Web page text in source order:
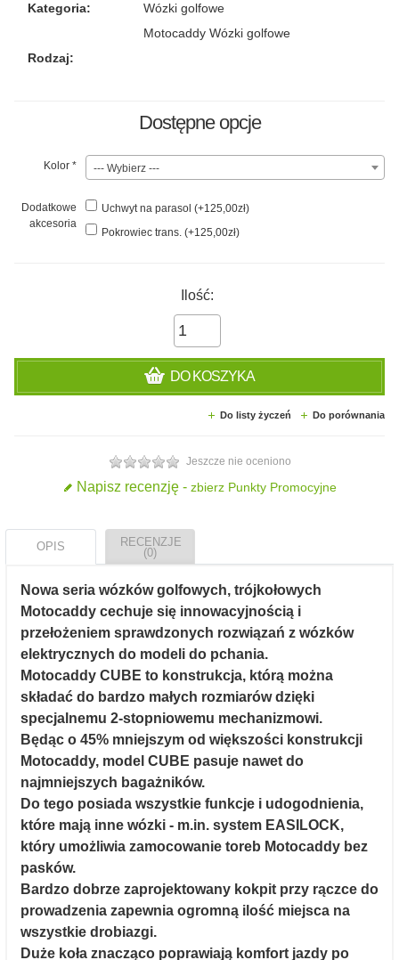
Kategoria:
Wózki golfowe
Motocaddy Wózki golfowe
Rodzaj:
Dostępne opcje
Kolor * --- Wybierz ---
Dodatkowe
akcesoria
Uchwyt na parasol (+125,00zł)
Pokrowiec trans. (+125,00zł)
Ilość:
DO KOSZYKA
Do listy życzeń Do porównania
Jeszcze nie oceniono
Napisz recenzję - zbierz Punkty Promocyjne
OPIS
RECENZJE
(0)
Nowa seria wózków golfowych, trójkołowych
Motocaddy cechuje się innowacyjnością i
przełożeniem sprawdzonych rozwiązań z wózków
elektrycznych do modeli do pchania.
Motocaddy CUBE to konstrukcja, którą można
składać do bardzo małych rozmiarów dzięki
specjalnemu 2-stopniowemu mechanizmowi.
Będąc o 45% mniejszym od większości konstrukcji
Motocaddy, model CUBE pasuje nawet do
najmniejszych bagażników.
Do tego posiada wszystkie funkcje i udogodnienia,
które mają inne wózki - m.in. system EASILOCK,
który umożliwia zamocowanie toreb Motocaddy bez
pasków.
Bardzo dobrze zaprojektowany kokpit przy rączce do
prowadzenia zapewnia ogromną ilość miejsca na
wszystkie drobiazgi.
Duże koła znacząco poprawiają komfort jazdy po